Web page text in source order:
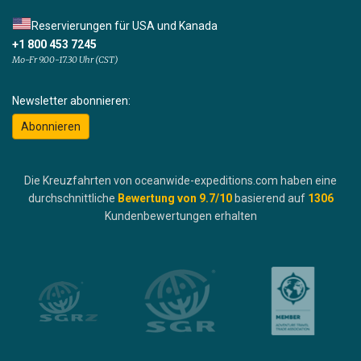
Reservierungen für USA und Kanada
+1 800 453 7245
Mo-Fr 9.00-17.30 Uhr (CST)
Newsletter abonnieren:
Abonnieren
Die Kreuzfahrten von oceanwide-expeditions.com haben eine
durchschnittliche Bewertung von 9.7/10 basierend auf 1306
Kundenbewertungen erhalten